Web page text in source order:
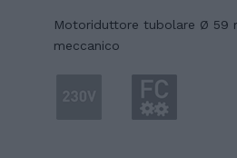
Motoriduttore tubolare Ø 59
meccanico